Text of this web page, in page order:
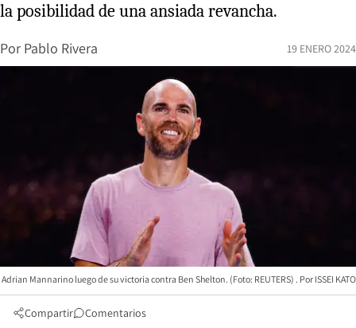
la posibilidad de una ansiada revancha.
Por Pablo Rivera 19 ENERO 2024
Adrian Mannarino luego de su victoria contra Ben Shelton. (Foto: REUTERS) ISSEI KATO
Compartir Comentarios